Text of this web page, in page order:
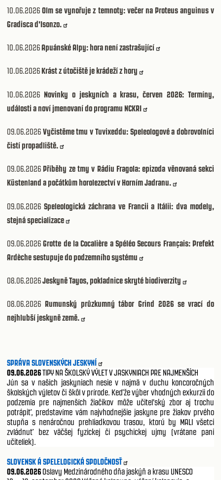
10.06.2026Olm se vynořuje z temnoty: večer na Proteus anguinus v
Gradisca d'Isonzo.
10.06.2026Apuánské Alpy: hora není zastrašující
10.06.2026Krást z útočiště je krádeží z hory
10.06.2026 Novinky o jeskyních a krasu, červen 2026: Termíny,
události a noví jmenovaní do programu NCKRI
09.06.2026 Vyčistěme tmu v Tuvixeddu: Speleologové a dobrovolníci
čistí propadliště.
09.06.2026Příběhy ze tmy v Rádiu Fragola: epizoda věnovaná sekci
Küstenland a počátkům horolezectví v Horním Jadranu.
09.06.2026 Speleologická záchrana ve Francii a Itálii: dva modely,
stejná specializace
09.06.2026Grotte de la Cocalière a Spéléo Secours Français: Prefekt
Ardèche sestupuje do podzemního systému
08.06.2026Jeskyně Tayos, pokladnice skryté biodiverzity
08.06.2026 Rumunský průzkumný tábor Grind 2026 se vrací do
nejhlubší jeskyně země.
SPRÁVA SLOVENSKÝCH JESKYNÍ
09.06.2026TIPY NA ŠKOLSKÝ VÝLET V JASKYNIACH PRE NAJMENŠÍCH
Jún sa v našich jaskyniach nesie v najmä v duchu koncoročných
školských výletov či škôl v prírode. Keďže výber vhodných exkurzii do
podzemia pre najmenších žiačikov môže učiteľský zbor aj trochu
potrápiť, predstavíme vám najvhodnejšie jaskyne pre žiakov prvého
stupňa s nenáročnou prehliadkovou trasou, ktorú by MALI všetci
zvládnuť bez väčšej fyzickej či psychickej ujmy (vrátane pani
učiteliek).
SLOVENSK Á SPELELOGICKÁ SPOLOČNOSŤ
09.06.2026Oslavy Medzinárodného dňa jaskýň a krasu UNESCO